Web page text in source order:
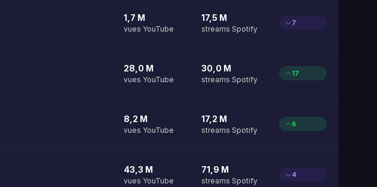
1,7 M
vues YouTube
17,5 M
streams Spotify
7
28,0 M
vues YouTube
30,0 M
streams Spotify
17
8,2 M
vues YouTube
17,2 M
streams Spotify
6
43,3 M
vues YouTube
71,9 M
streams Spotify
4